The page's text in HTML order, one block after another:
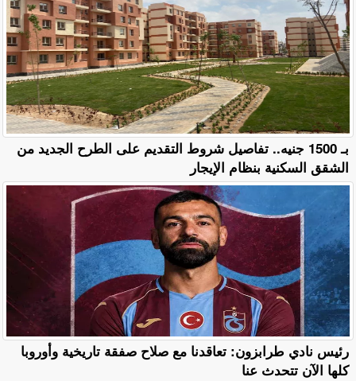
بـ 1500 جنيه.. تفاصيل شروط التقديم على الطرح الجديد من
الشقق السكنية بنظام الإيجار
رئيس نادي طرابزون: تعاقدنا مع صلاح صفقة تاريخية وأوروبا
كلها الآن تتحدث عنا